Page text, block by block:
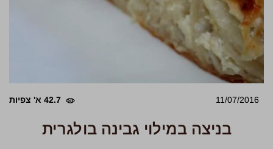
11/07/2016 42.7 א' צפיות
בניצה במילוי גבינה בולגרית